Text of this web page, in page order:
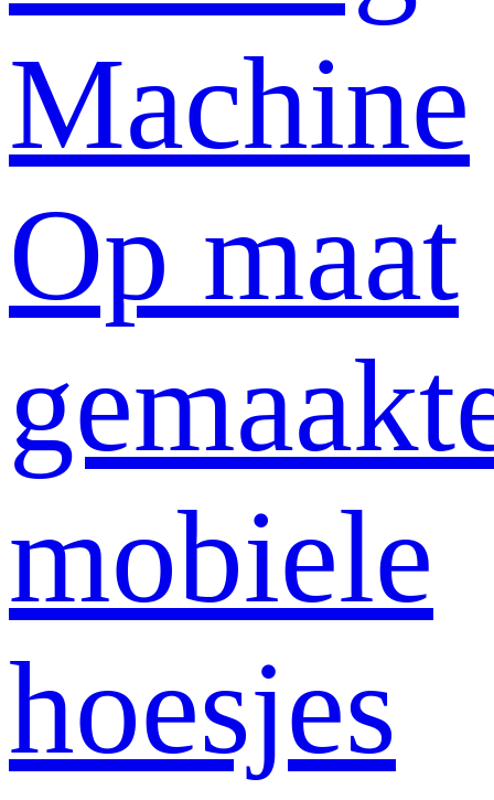
Machine
Op maat
mobiele
hoesjes